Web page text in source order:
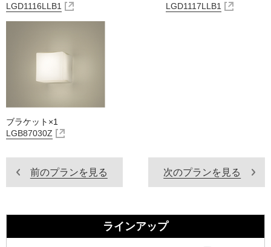
LGD1116LLB1
LGD1117LLB1
ブラケット×1
LGB87030Z
前のプランを見る 次のプランを見る
ラインアップ